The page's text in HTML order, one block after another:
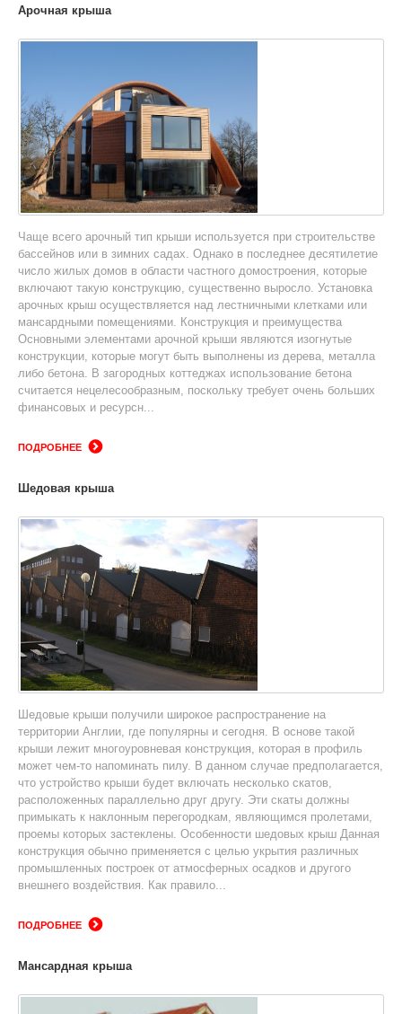
Арочная крыша
Чаще всего арочный тип крыши используется при строительстве
бассейнов или в зимних садах. Однако в последнее десятилетие
число жилых домов в области частного домостроения, которые
включают такую конструкцию, существенно выросло. Установка
арочных крыш осуществляется над лестничными клетками или
мансардными помещениями. Конструкция и преимущества
Основными элементами арочной крыши являются изогнутые
конструкции, которые могут быть выполнены из дерева, металла
либо бетона. В загородных коттеджах использование бетона
считается нецелесообразным, поскольку требует очень больших
финансовых и ресурсн...
ПОДРОБНЕЕ
Шедовая крыша
Шедовые крыши получили широкое распространение на
территории Англии, где популярны и сегодня. В основе такой
крыши лежит многоуровневая конструкция, которая в профиль
может чем-то напоминать пилу. В данном случае предполагается,
что устройство крыши будет включать несколько скатов,
расположенных параллельно друг другу. Эти скаты должны
примыкать к наклонным перегородкам, являющимся пролетами,
проемы которых застеклены. Особенности шедовых крыш Данная
конструкция обычно применяется с целью укрытия различных
промышленных построек от атмосферных осадков и другого
внешнего воздействия. Как правило...
ПОДРОБНЕЕ
Мансардная крыша